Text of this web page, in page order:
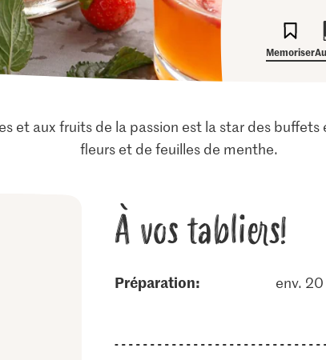
Memoriser
et aux fruits de la passion est la star des
fleurs et de feuilles de menthe.
À vos tabliers!
Préparation: env.